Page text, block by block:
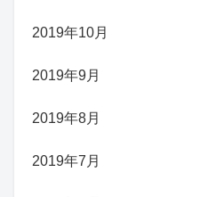
2019年10月
2019年9月
2019年8月
2019年7月